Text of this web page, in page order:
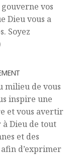
vos
Dieu vous a
Soyez
milieu de vous
inspire une
et vous avertir
Dieu de tout
et des
d’exprimer